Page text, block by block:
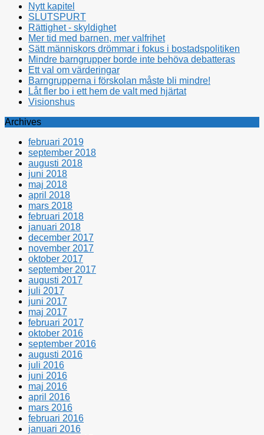
Nytt kapitel
SLUTSPURT
Rättighet - skyldighet
Mer tid med barnen, mer valfrihet
Sätt människors drömmar i fokus i bostadspolitiken
Mindre barngrupper borde inte behöva debatteras
Ett val om värderingar
Barngrupperna i förskolan måste bli mindre!
Låt fler bo i ett hem de valt med hjärtat
Visionshus
Archives
februari 2019
september 2018
augusti 2018
juni 2018
maj 2018
april 2018
mars 2018
februari 2018
januari 2018
december 2017
november 2017
oktober 2017
september 2017
augusti 2017
juli 2017
juni 2017
maj 2017
februari 2017
oktober 2016
september 2016
augusti 2016
juli 2016
juni 2016
maj 2016
april 2016
mars 2016
februari 2016
januari 2016